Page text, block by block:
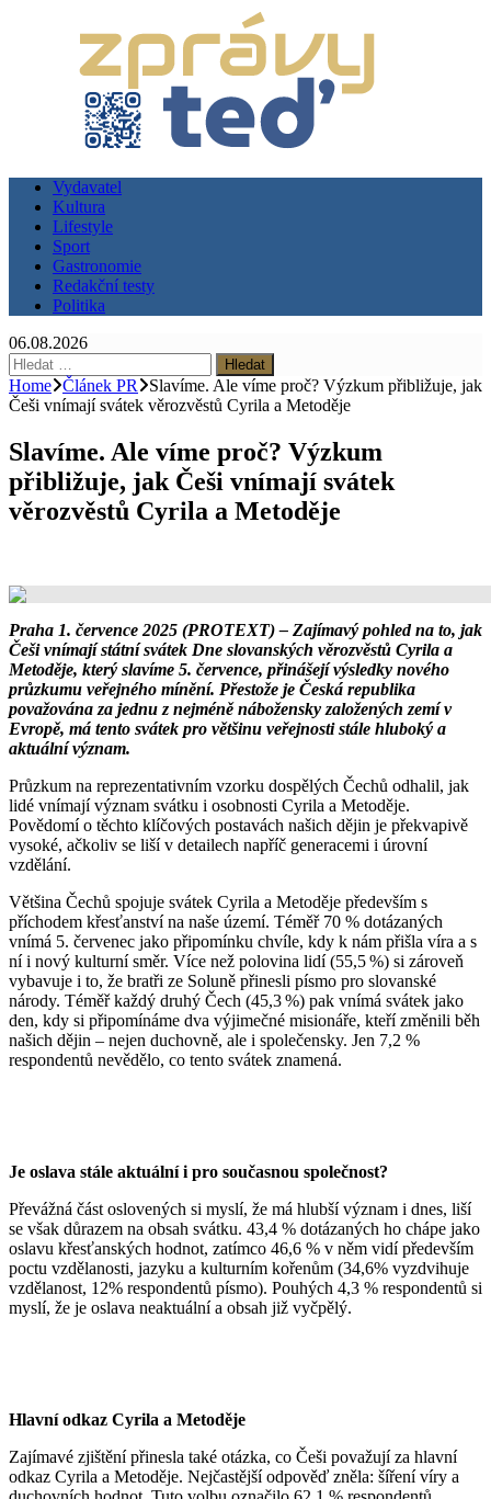
Vydavatel
Kultura
Lifestyle
Sport
Gastronomie
Redakční testy
Politika
06.08.2026
Vyhledávání
Home Článek PR
Slavíme. Ale víme proč? Výzkum přibližuje, jak
Češi vnímají svátek věrozvěstů Cyrila a Metoděje
Slavíme. Ale víme proč? Výzkum
přibližuje, jak Češi vnímají svátek
věrozvěstů Cyrila a Metoděje
Praha 1. července 2025 (PROTEXT) – Zajímavý pohled na to, jak
Češi vnímají státní svátek Dne slovanských věrozvěstů Cyrila a
Metoděje, který slavíme 5. července, přinášejí výsledky nového
průzkumu veřejného mínění. Přestože je Česká republika
považována za jednu z nejméně nábožensky založených zemí v
Evropě, má tento svátek pro většinu veřejnosti stále hluboký a
aktuální význam.
Průzkum na reprezentativním vzorku dospělých Čechů odhalil, jak
lidé vnímají význam svátku i osobnosti Cyrila a Metoděje.
Povědomí o těchto klíčových postavách našich dějin je překvapivě
vysoké, ačkoliv se liší v detailech napříč generacemi i úrovní
vzdělání.
Většina Čechů spojuje svátek Cyrila a Metoděje především s
příchodem křesťanství na naše území. Téměř 70 % dotázaných
vnímá 5. červenec jako připomínku chvíle, kdy k nám přišla víra a s
ní i nový kulturní směr. Více než polovina lidí (55,5 %) si zároveň
vybavuje i to, že bratři ze Soluně přinesli písmo pro slovanské
národy. Téměř každý druhý Čech (45,3 %) pak vnímá svátek jako
den, kdy si připomínáme dva výjimečné misionáře, kteří změnili běh
našich dějin – nejen duchovně, ale i společensky. Jen 7,2 %
respondentů nevědělo, co tento svátek znamená.
Je oslava stále aktuální i pro současnou společnost?
Převážná část oslovených si myslí, že má hlubší význam i dnes, liší
se však důrazem na obsah svátku. 43,4 % dotázaných ho chápe jako
oslavu křesťanských hodnot, zatímco 46,6 % v něm vidí především
poctu vzdělanosti, jazyku a kulturním kořenům (34,6% vyzdvihuje
vzdělanost, 12% respondentů písmo). Pouhých 4,3 % respondentů si
myslí, že je oslava neaktuální a obsah již vyčpělý.
Hlavní odkaz Cyrila a Metoděje
Zajímavé zjištění přinesla také otázka, co Češi považují za hlavní
odkaz Cyrila a Metoděje. Nejčastější odpověď zněla: šíření víry a